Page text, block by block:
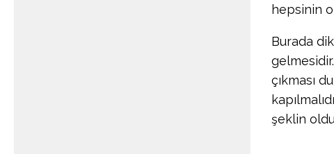
hepsinin
Burada
çıkması
şeklin